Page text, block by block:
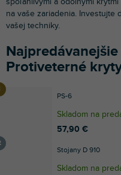
na vaše zariadenia.
vašej techniky.
Protiveterné
PS-6
Skladom na
57,90 €
Stojany D 910
Skladom na